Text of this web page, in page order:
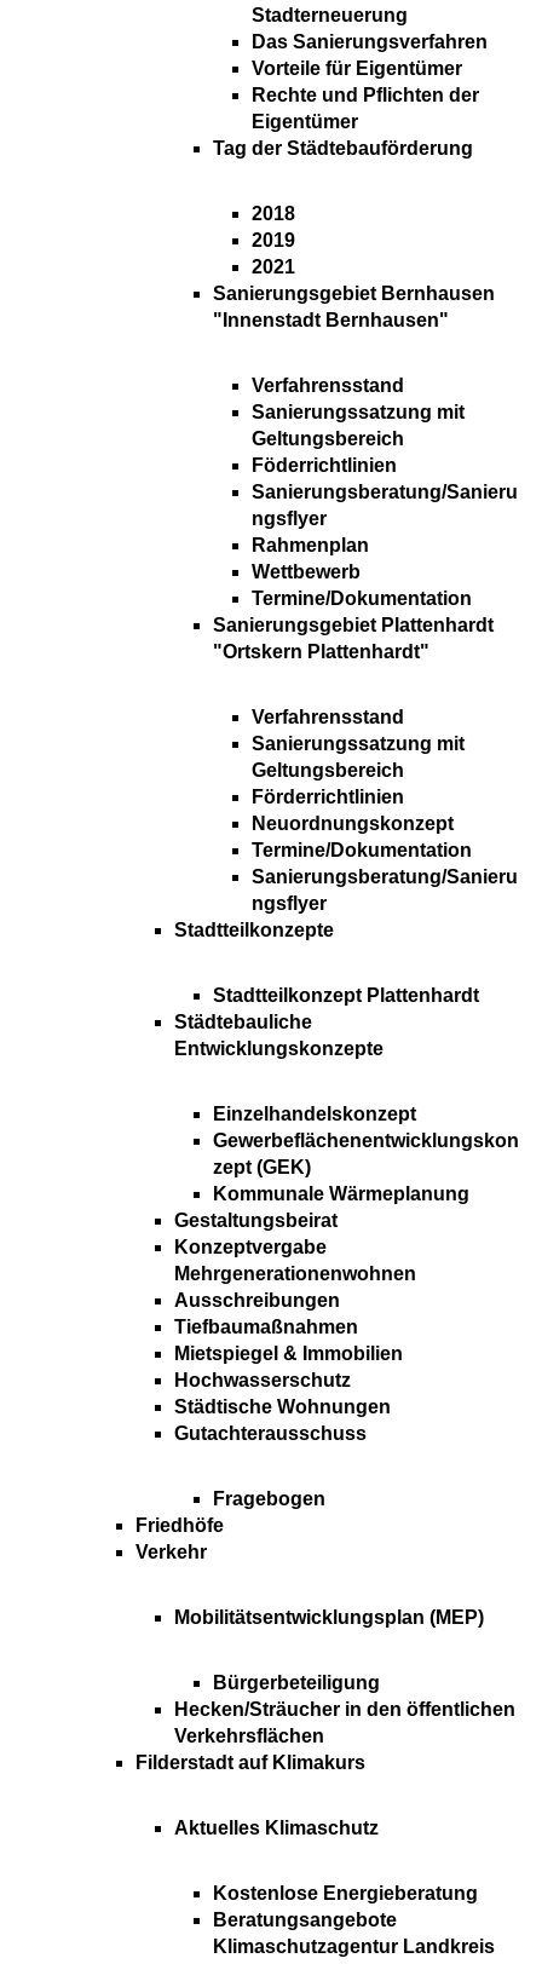
Stadterneuerung
Das Sanierungsverfahren
Vorteile für Eigentümer
Rechte und Pflichten der
Eigentümer
Tag der Städtebauförderung
2018
2019
2021
Sanierungsgebiet Bernhausen
"Innenstadt Bernhausen"
Verfahrensstand
Sanierungssatzung mit
Geltungsbereich
Föderrichtlinien
Sanierungsberatung/Sanieru
ngsflyer
Rahmenplan
Wettbewerb
Termine/Dokumentation
Sanierungsgebiet Plattenhardt
"Ortskern Plattenhardt"
Verfahrensstand
Sanierungssatzung mit
Geltungsbereich
Förderrichtlinien
Neuordnungskonzept
Termine/Dokumentation
Sanierungsberatung/Sanieru
ngsflyer
Stadtteilkonzepte
Stadtteilkonzept Plattenhardt
Städtebauliche
Entwicklungskonzepte
Einzelhandelskonzept
Gewerbeflächenentwicklungskon
zept (GEK)
Kommunale Wärmeplanung
Gestaltungsbeirat
Konzeptvergabe
Mehrgenerationenwohnen
Ausschreibungen
Tiefbaumaßnahmen
Mietspiegel & Immobilien
Hochwasserschutz
Städtische Wohnungen
Gutachterausschuss
Fragebogen
Friedhöfe
Verkehr
Mobilitätsentwicklungsplan (MEP)
Bürgerbeteiligung
Hecken/Sträucher in den öffentlichen
Verkehrsflächen
Filderstadt auf Klimakurs
Aktuelles Klimaschutz
Kostenlose Energieberatung
Beratungsangebote
Klimaschutzagentur Landkreis